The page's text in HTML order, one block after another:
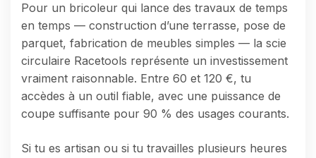
Pour un bricoleur qui lance des travaux de temps
en temps — construction d’une terrasse, pose de
parquet, fabrication de meubles simples — la scie
circulaire Racetools représente un investissement
vraiment raisonnable. Entre 60 et 120 €, tu
accèdes à un outil fiable, avec une puissance de
coupe suffisante pour 90 % des usages courants.
Si tu es artisan ou si tu travailles plusieurs heures